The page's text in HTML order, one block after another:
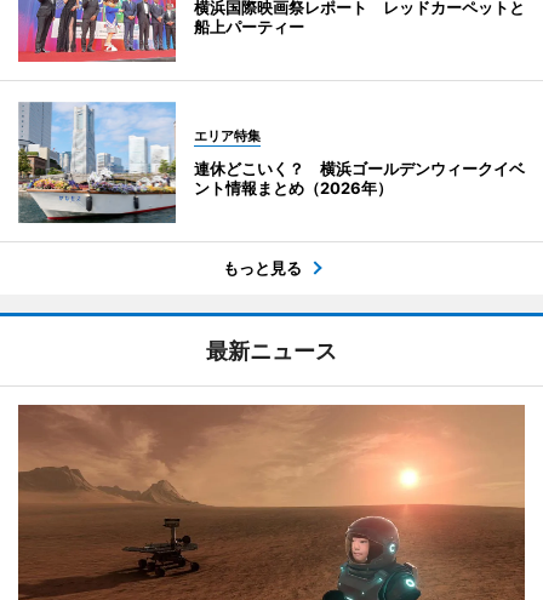
横浜国際映画祭レポート レッドカーペットと
船上パーティー
エリア特集
連休どこいく？ 横浜ゴールデンウィークイベ
ント情報まとめ（2026年）
もっと見る
最新ニュース